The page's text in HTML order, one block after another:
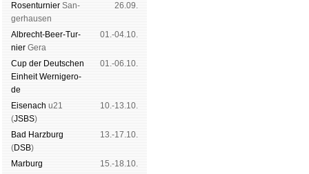
Rosen­tur­nier San­
ger­hau­sen
26.09.
Albrecht-Beer-Tur­
nier Ge­ra
01.-04.10.
Cup der Deut­schen
Ein­heit Wer­ni­ge­ro­
de
01.-06.10.
Eise­nach u21
(JSBS)
10.-13.10.
Bad Harz­burg
(DSB)
13.-17.10.
Mar­burg
15.-18.10.